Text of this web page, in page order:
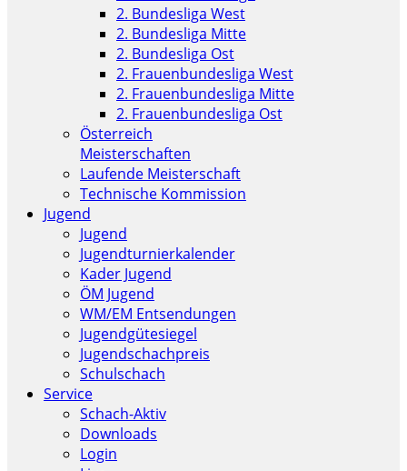
2. Bundesliga West
2. Bundesliga Mitte
2. Bundesliga Ost
2. Frauenbundesliga West
2. Frauenbundesliga Mitte
2. Frauenbundesliga Ost
Österreich
Meisterschaften
Laufende Meisterschaft
Technische Kommission
Jugend
Jugend
Jugendturnierkalender
Kader Jugend
ÖM Jugend
WM/EM Entsendungen
Jugendgütesiegel
Jugendschachpreis
Schulschach
Service
Schach-Aktiv
Downloads
Login